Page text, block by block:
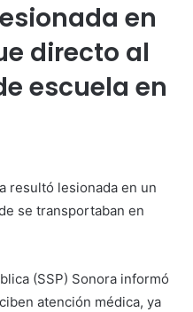
en
directo al
escuela en
resultó lesionada en un
se transportaban en
(SSP) Sonora informó
atención médica, ya